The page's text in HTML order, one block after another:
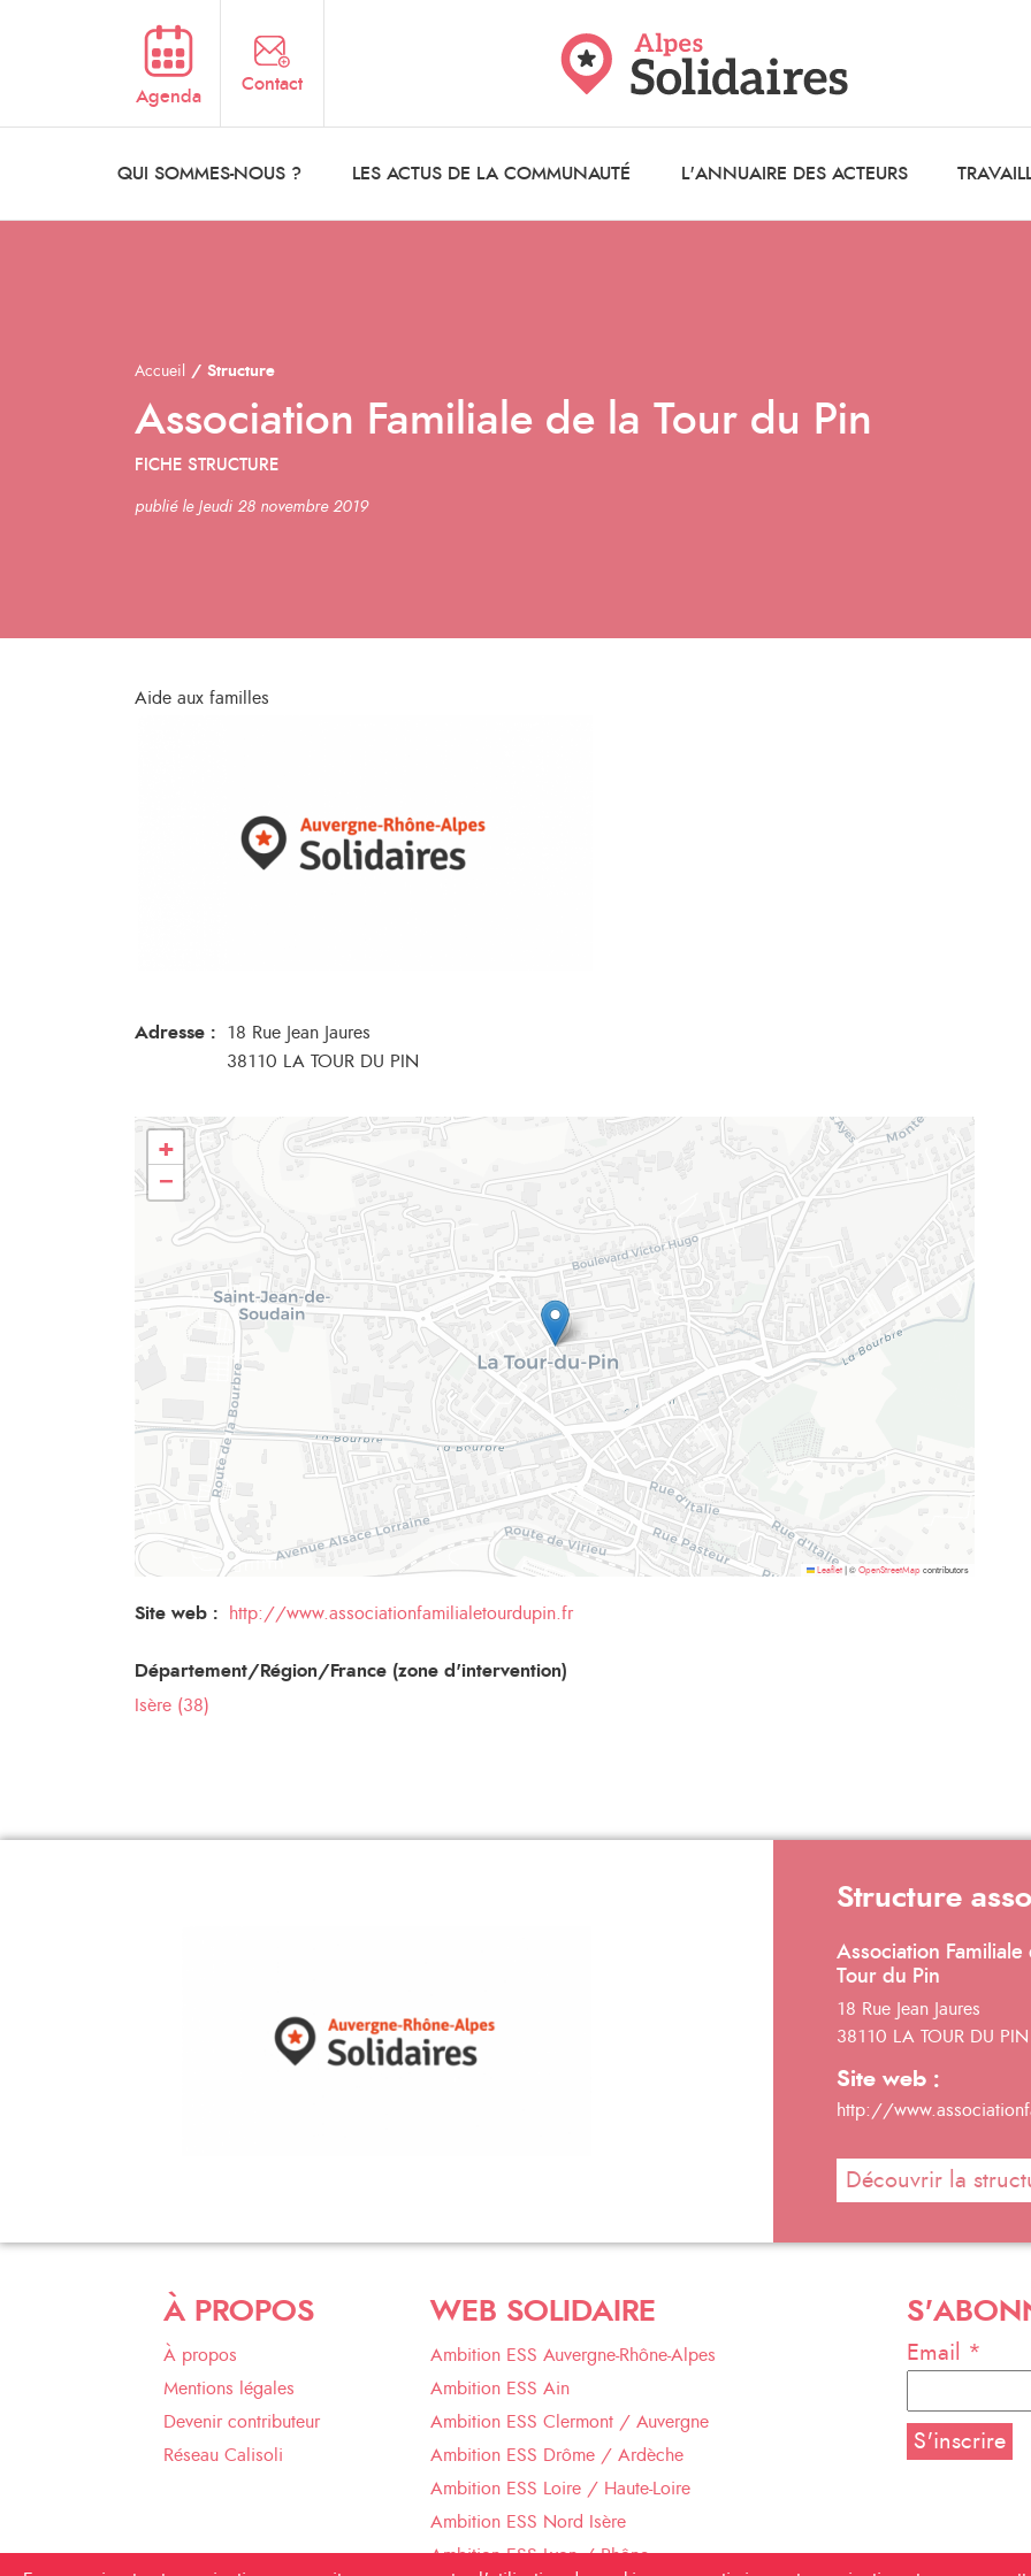
Agenda
Contact
QUI SOMMES-NOUS ? LES ACTUS DE LA COMMUNAUTÉ L'ANNUAIRE DES ACTEURS
Accueil Structure
Association Familiale de la Tour du Pin
FICHE STRUCTURE
publié le Jeudi 28 novembre 2019
Aide aux familles
Adresse :
18 Rue Jean Jaures
38110 LA TOUR DU PIN
+
−
Leaflet © OpenStreetMap contributors
Site web : http://www.associationfamilialetourdupin.fr
Département/Région/France (zone d'intervention)
Isère (38)
Structure
Association Familiale
Tour du Pin
18 Rue Jean Jaures
38110 LA TOUR DU PIN
Site web :
http://
Découvrir la
À PROPOS
À propos
Mentions légales
Devenir contributeur
Réseau Calisoli
WEB SOLIDAIRE
Ambition ESS Auvergne-Rhône-Alpes
Ambition ESS Ain
Ambition ESS Clermont / Auvergne
Ambition ESS Drôme / Ardèche
Ambition ESS Loire / Haute-Loire
Ambition ESS Nord Isère
Ambition ESS Lyon / Rhône
Email *